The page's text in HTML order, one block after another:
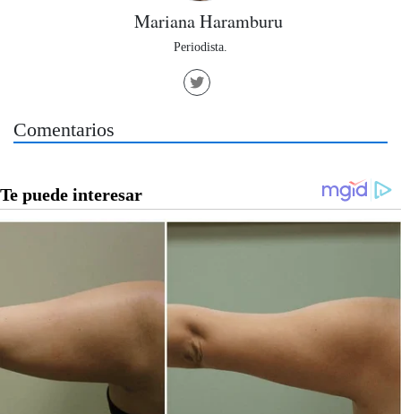
Mariana Haramburu
Periodista.
Comentarios